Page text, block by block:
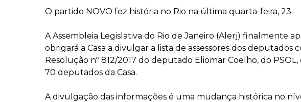
O partido NOVO fez história no Rio na última quarta-feira, 23.
A Assembleia Legislativa do Rio de Janeiro (Alerj) finalmente
obrigará a Casa a divulgar a lista de assessores dos
Resolução nº 812/2017 do deputado Eliomar Coelho, do
70 deputados da Casa.
A divulgação das informações é uma mudança histórica no